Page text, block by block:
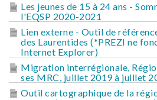
Les jeunes de 15 à 24 ans -
l'EQSP 2020-2021
Lien externe - Outil de
des Laurentides (*PREZI ne
Internet Explorer)
Migration interrégionale,
ses MRC, juillet 2019 à juillet
Outil cartographique de la